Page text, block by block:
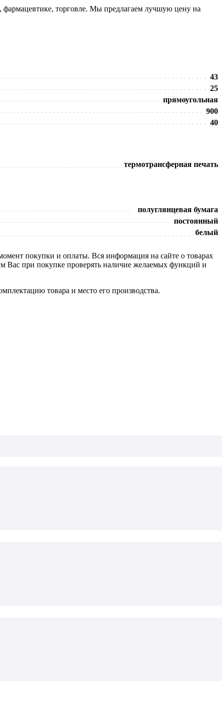
торговле. Мы предлагаем лучшую цену на
43
25
прямоугольная
900
40
термотрансферная печать
полуглянцевая бумага
постоянный
белый
покупки и оплаты. Вся информация на сайте о товарах
Вас при покупке проверять наличие желаемых функций и
товара и место его производства.